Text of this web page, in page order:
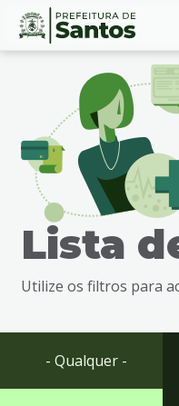
Ir
busca
Ir
rodapé
Conteúdo
Lista
Utilize os filtros para
- Qualquer -